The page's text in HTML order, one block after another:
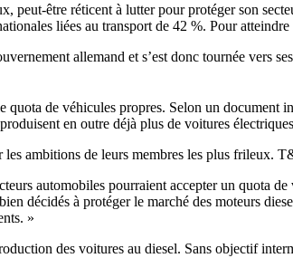
peut-être réticent à lutter pour protéger son
liées au transport de 42 %. Pour
allemand et s’est donc tournée
quota de véhicules propres. Selon un
en outre déjà plus de voitures
ambitions de leurs membres les plus frileux.
automobiles pourraient accepter un quota
décidés à protéger le marché des moteurs
»
des voitures au diesel. Sans objectif